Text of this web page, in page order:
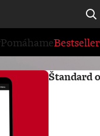
Pomáhame
Štandard